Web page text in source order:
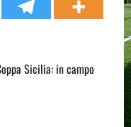
Sicilia: in campo